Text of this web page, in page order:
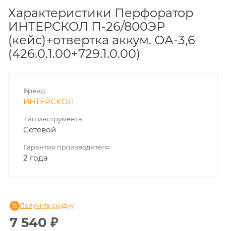
Характеристики Перфоратор
ИНТЕРСКОЛ П-26/800ЭР
(кейс)+отвертка аккум. ОА-3,6
(426.0.1.00+729.1.0.00)
Бренд
ИНТЕРСКОЛ
Тип инструмента
Сетевой
Гарантия производителя
2 года
7 540 ₽
Получить скидку